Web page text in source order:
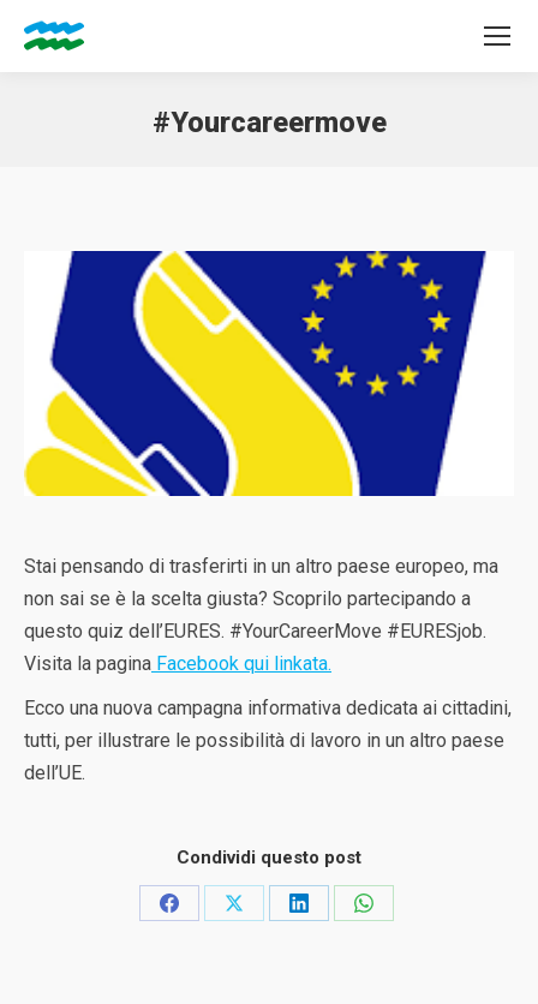
#Yourcareermove
Stai pensando di trasferirti in un altro paese europeo, ma
non sai se è la scelta giusta? Scoprilo partecipando a
questo quiz dell’EURES. #YourCareerMove #EURESjob.
Visita la pagina Facebook qui linkata.
Ecco una nuova campagna informativa dedicata ai cittadini,
tutti, per illustrare le possibilità di lavoro in un altro paese
dell’UE.
Condividi questo post
CondividiCondividiCondividiCondividi